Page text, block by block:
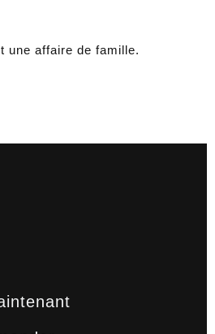
une affaire de famille.